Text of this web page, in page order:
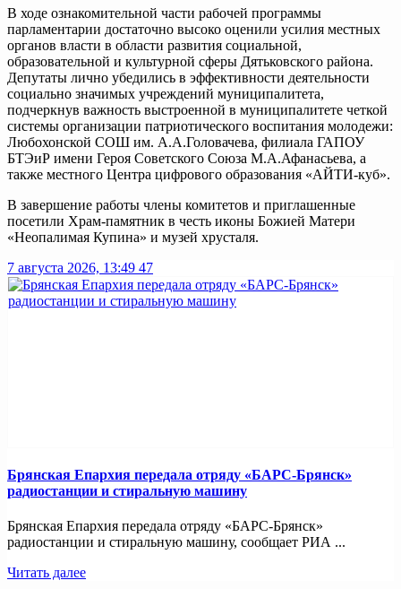
В ходе ознакомительной части рабочей программы
парламентарии достаточно высоко оценили усилия местных
органов власти в области развития социальной,
образовательной и культурной сферы Дятьковского района.
Депутаты лично убедились в эффективности деятельности
социально значимых учреждений муниципалитета,
подчеркнув важность выстроенной в муниципалитете четкой
системы организации патриотического воспитания молодежи:
Любохонской СОШ им. А.А.Головачева, филиала ГАПОУ
БТЭиР имени Героя Советского Союза М.А.Афанасьева, а
также местного Центра цифрового образования «АЙТИ-куб».
В завершение работы члены комитетов и приглашенные
посетили Храм-памятник в честь иконы Божией Матери
«Неопалимая Купина» и музей хрусталя.
7 августа 2026, 13:49 47
Брянская Епархия передала отряду «БАРС-Брянск»
радиостанции и стиральную машину
Брянская Епархия передала отряду «БАРС-Брянск»
радиостанции и стиральную машину, сообщает РИА ...
Читать далее